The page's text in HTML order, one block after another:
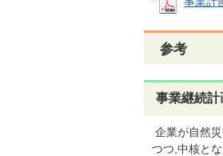
参考
事業継続計
企業が自然
つつ,中核と